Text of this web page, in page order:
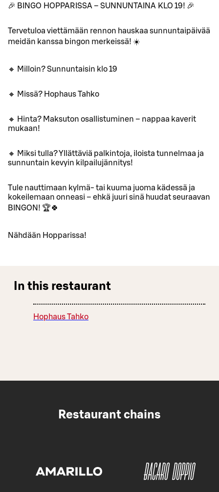
🎉 BINGO HOPPARISSA – SUNNUNTAINA KLO 19! 🎉
Tervetuloa viettämään rennon hauskaa sunnuntaipäivää
meidän kanssa bingon merkeissä! ☀️
🔸 Milloin? Sunnuntaisin klo 19
🔸 Missä? Hophaus Tahko
🔸 Hinta? Maksuton osallistuminen – nappaa kaverit
mukaan!
🔸 Miksi tulla? Yllättäviä palkintoja, iloista tunnelmaa ja
sunnuntain kevyin kilpailujännitys!
Tule nauttimaan kylmä- tai kuuma juoma kädessä ja
kokeilemaan onneasi – ehkä juuri sinä huudat seuraavan
BINGON! 🏆🍀
Nähdään Hopparissa!
In this restaurant
Hophaus Tahko
Restaurant chains